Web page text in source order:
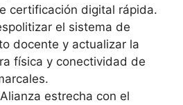
certificación digital rápida.
el sistema de
docente y actualizar la
física y conectividad de
Alianza estrecha con el